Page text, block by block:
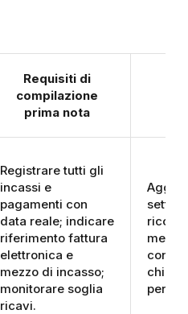
Requisiti di
compilazione
prima nota
Registrare tutti gli
incassi e
pagamenti con
data reale; indicare
riferimento fattura
elettronica e
mezzo di incasso;
monitorare soglia
ricavi.
conto
per